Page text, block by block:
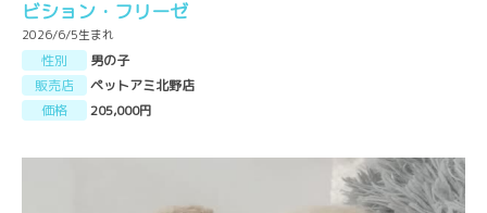
ビション・フリーゼ
2026/6/5生まれ
性別
男の子
販売店
ペットアミ北野店
価格
205,000円